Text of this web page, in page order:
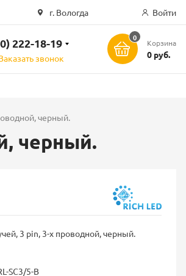
г. Вологда Войти
222-18-19
звонок
0
Корзина
0 руб.
черный.
черный.
3 pin, 3-х проводной, черный.
SC3/5-B